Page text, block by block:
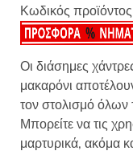
Κωδικός
Οι διάσημες
μακαρόνι
τον στολισμό όλων
Μπορείτε να τις
μαρτυρικά, ακόμα